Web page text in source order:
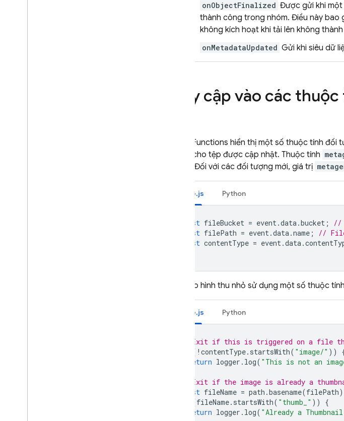
onObjectFinalized Được gửi khi
thành công trong nhóm. Điều này bao
không kích hoạt khi tải lên không
onMetadataUpdated Gửi khi siêu dữ
Truy cập vào các
Cloud Functions hiển thị một số thuộc tính đối
tượng cho tệp được cập nhật. Thuộc tính
tượng. Đối với các đối tượng mới, giá trị
Node.js Python
const fileBucket = event.data.bucket ;
//
const filePath = event.data.name ;
//
const contentType = event.data.
Mẫu tạo hình thu nhỏ sử dụng một số thuộc
Node.js Python
// Exit if this is triggered on a file
( ! contentType. startsWith( "image/" ))
return logger . log( "This is not an
// Exit if the image is already a
const fileName = path .basename(filePath
(fileName. startsWith( "thumb_" ))
{
return logger . log( "Already a